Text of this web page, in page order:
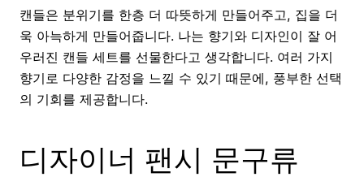
캔들은 분위기를 한층 더 따뜻하게 만들어주고, 집을 더
욱 아늑하게 만들어줍니다. 나는 향기와 디자인이 잘 어
우러진 캔들 세트를 선물한다고 생각합니다. 여러 가지
향기로 다양한 감정을 느낄 수 있기 때문에, 풍부한 선택
의 기회를 제공합니다.
디자이너 팬시 문구류